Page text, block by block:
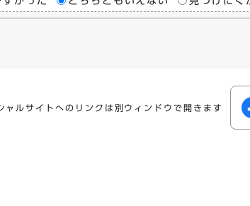
ャルサイトへのリンクは別ウィンドウで開きます